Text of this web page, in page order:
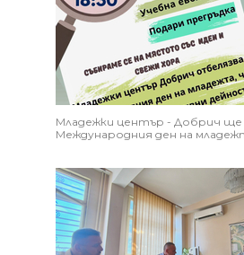
Младежки център - Добрич
Международния ден на